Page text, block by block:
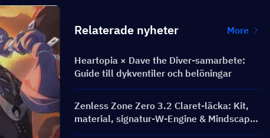
Relaterade nyheter More
Heartopia × Dave the Diver-samarbete:
Guide till dykventiler och belöningar
Zenless Zone Zero 3.2 Claret-läcka: Kit,
material, signatur-W-Engine & Mindscape
Cinema